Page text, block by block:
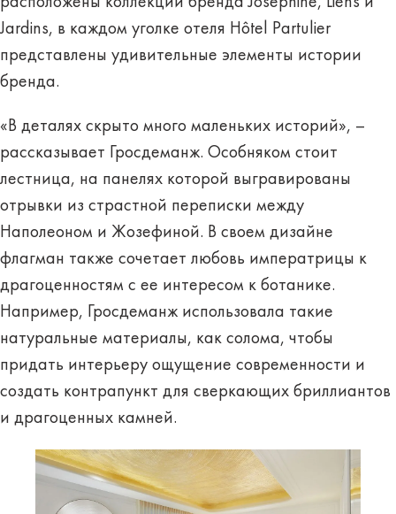
Jardins, в каждом уголке отеля Hôtel Partulier
представлены удивительные элементы истории
бренда.
«В деталях скрыто много маленьких историй», –
рассказывает Гросдеманж. Особняком стоит
лестница, на панелях которой выгравированы
отрывки из страстной переписки между
Наполеоном и Жозефиной. В своем дизайне
флагман также сочетает любовь императрицы к
драгоценностям с ее интересом к ботанике.
Например, Гросдеманж использовала такие
натуральные материалы, как солома, чтобы
придать интерьеру ощущение современности и
создать контрапункт для сверкающих бриллиантов
и драгоценных камней.